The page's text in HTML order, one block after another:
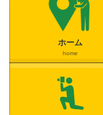
ホーム
home